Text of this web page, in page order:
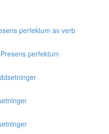
perfektum av verb
perfektum